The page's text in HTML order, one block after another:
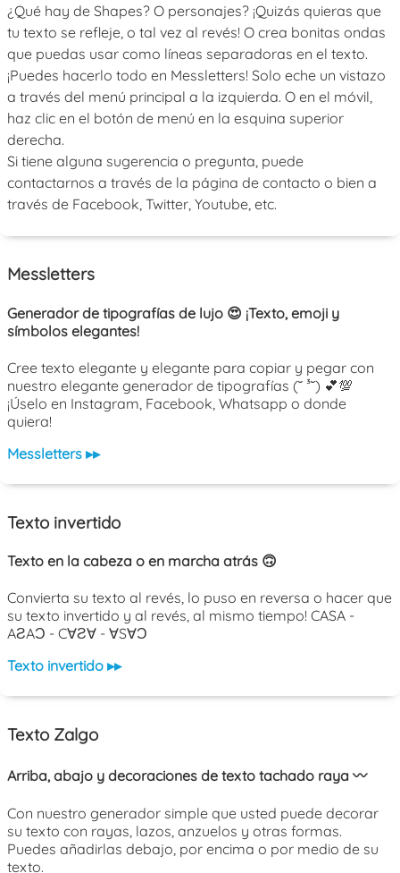
¿Qué hay de Shapes? O personajes? ¡Quizás quieras que
tu texto se refleje, o tal vez al revés! O crea bonitas ondas
que puedas usar como líneas separadoras en el texto.
¡Puedes hacerlo todo en Messletters! Solo eche un vistazo
a través del menú principal a la izquierda. O en el móvil,
haz clic en el botón de menú en la esquina superior
derecha.
Si tiene alguna sugerencia o pregunta, puede
contactarnos a través de la página de contacto o bien a
través de Facebook, Twitter, Youtube, etc.
Messletters
Generador de tipografías de lujo 😍 ¡Texto, emoji y
símbolos elegantes!
Cree texto elegante y elegante para copiar y pegar con
nuestro elegante generador de tipografías (˘ ³˘) 💕💯
¡Úselo en Instagram, Facebook, Whatsapp o donde
quiera!
Messletters ▸▸
Texto invertido
Texto en la cabeza o en marcha atrás 🙃
Convierta su texto al revés, lo puso en reversa o hacer que
su texto invertido y al revés, al mismo tiempo! CASA -
AƧAƆ - C∀Ƨ∀ - ∀S∀Ɔ
Texto invertido ▸▸
Texto Zalgo
Arriba, abajo y decoraciones de texto tachado raya 〰️
Con nuestro generador simple que usted puede decorar
su texto con rayas, lazos, anzuelos y otras formas.
Puedes añadirlas debajo, por encima o por medio de su
texto.